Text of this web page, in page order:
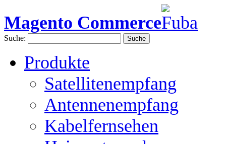
Magento Commerce
Suche: Suche
Produkte
Satellitenempfang
Antennenempfang
Kabelfernsehen